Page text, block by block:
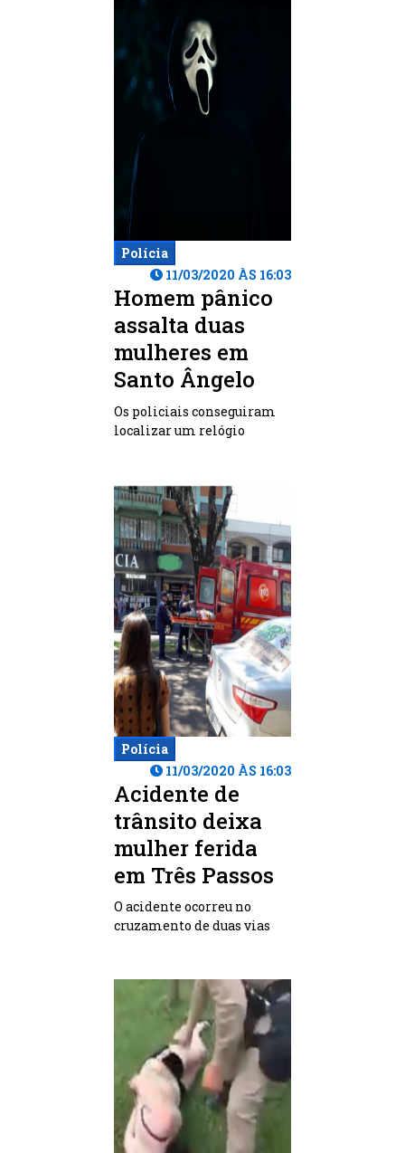
Polícia
11/03/2020 ÀS 16:03
Homem pânico
assalta duas
mulheres em
Santo Ângelo
Os policiais conseguiram
localizar um relógio
Polícia
11/03/2020 ÀS 16:03
Acidente de
trânsito deixa
mulher ferida
em Três Passos
O acidente ocorreu no
cruzamento de duas vias